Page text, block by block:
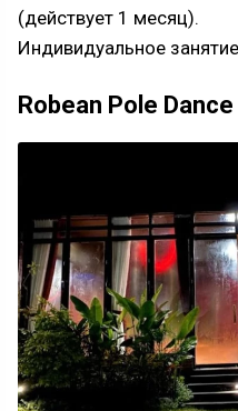
(действует 1 месяц).
Индивидуальное
Robean Pole